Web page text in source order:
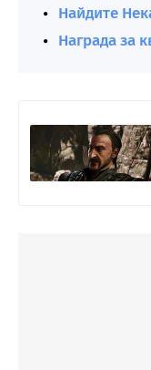
Найдите
Награда за